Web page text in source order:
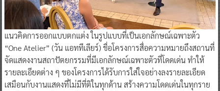
แนวคิดการออกแบบตกแต่ง ในรูปแบบที่เป็นเอกลักษณ์เฉพาะตัว
“One Atelier” (วัน แอททีเลียร์) ชื่อโครงการสื่อความหมายถึงสถานที่
จัดแสดงงานสถาปัตยกรรมที่มีเอกลักษณ์เฉพาะตัวที่โดดเด่น ทำให้
รายละเอียดต่าง ๆ ของโครงการได้รับการใส่ใจอย่างลงรายละเอียด
เสมือนกับงานแสดงที่ไม่มีที่ติในทุกด้าน สร้างความโดดเด่นในทุกราย